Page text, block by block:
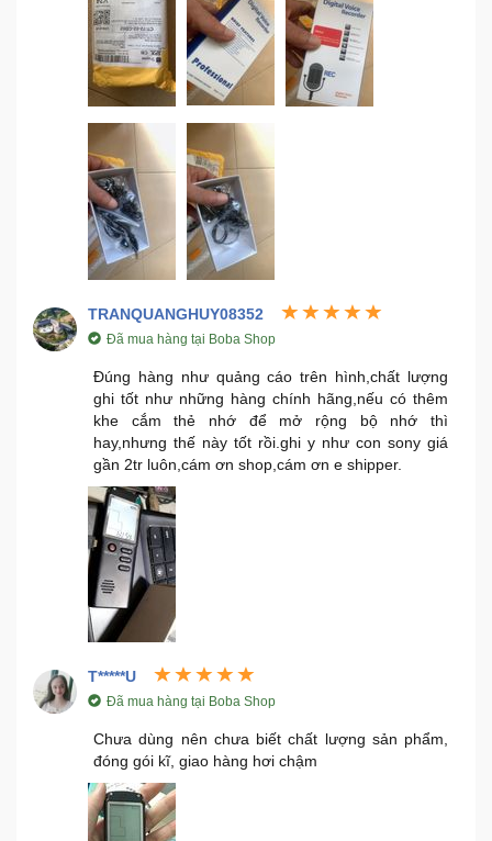
TRANQUANGHUY08352
Đã mua hàng tại Boba Shop
Đúng hàng như quảng cáo trên hình,chất lượng
ghi tốt như những hàng chính hãng,nếu có thêm
khe cắm thẻ nhớ để mở rộng bộ nhớ thì
hay,nhưng thế này tốt rồi.ghi y như con sony giá
gần 2tr luôn,cám ơn shop,cám ơn e shipper.
T*****U
Đã mua hàng tại Boba Shop
Chưa dùng nên chưa biết chất lượng sản phẩm,
đóng gói kĩ, giao hàng hơi chậm